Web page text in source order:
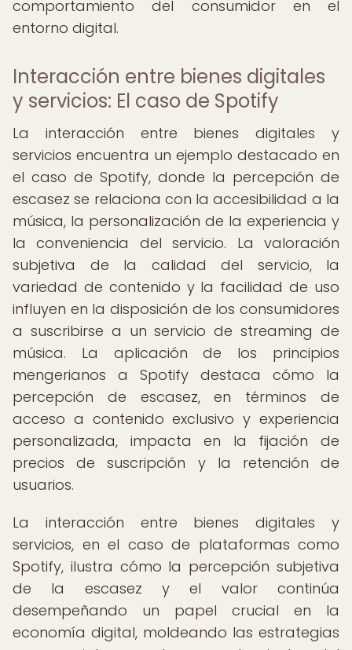
comportamiento del consumidor en el
entorno digital.
Interacción entre bienes digitales
y servicios: El caso de Spotify
La interacción entre bienes digitales y
servicios encuentra un ejemplo destacado en
el caso de Spotify, donde la percepción de
escasez se relaciona con la accesibilidad a la
música, la personalización de la experiencia y
la conveniencia del servicio. La valoración
subjetiva de la calidad del servicio, la
variedad de contenido y la facilidad de uso
influyen en la disposición de los consumidores
a suscribirse a un servicio de streaming de
música. La aplicación de los principios
mengerianos a Spotify destaca cómo la
percepción de escasez, en términos de
acceso a contenido exclusivo y experiencia
personalizada, impacta en la fijación de
precios de suscripción y la retención de
usuarios.
La interacción entre bienes digitales y
servicios, en el caso de plataformas como
Spotify, ilustra cómo la percepción subjetiva
de la escasez y el valor continúa
desempeñando un papel crucial en la
economía digital, moldeando las estrategias